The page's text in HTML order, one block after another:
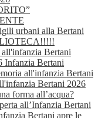
urbani alla Bertani
Bertani
Infanzia Bertani
all'infanzia Bertani
Bertani 2026
forma all’acqua?
all’Infanzia Bertani
Bertani apre le